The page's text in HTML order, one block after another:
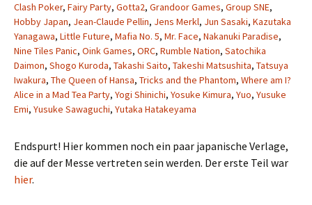
Clash Poker, Fairy Party, Gotta2, Grandoor Games, Group SNE,
Hobby Japan, Jean-Claude Pellin, Jens Merkl, Jun Sasaki, Kazutaka
Yanagawa, Little Future, Mafia No. 5, Mr. Face, Nakanuki Paradise,
Nine Tiles Panic, Oink Games, ORC, Rumble Nation, Satochika
Daimon, Shogo Kuroda, Takashi Saito, Takeshi Matsushita, Tatsuya
Iwakura, The Queen of Hansa, Tricks and the Phantom, Where am I?
Alice in a Mad Tea Party, Yogi Shinichi, Yosuke Kimura, Yuo, Yusuke
Emi, Yusuke Sawaguchi, Yutaka Hatakeyama
Endspurt! Hier kommen noch ein paar japanische Verlage,
die auf der Messe vertreten sein werden. Der erste Teil war
hier.